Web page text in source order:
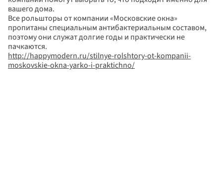
вашего дома.
Все рольшторы от компании «Московские окна»
пропитаны специальным антибактериальным составом,
поэтому они служат долгие годы и практически не
пачкаются.
http://happymodern.ru/stilnye-rolshtory-ot-kompanii-
moskovskie-okna-yarko-i-praktichno/